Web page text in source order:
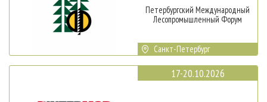
Петербургский Международный
Лесопромышленный Форум
Санкт-Петербург
17-20.10.2026